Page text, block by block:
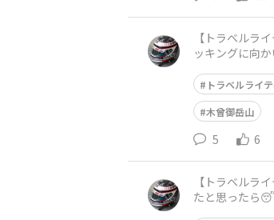
【トラベルライティ
ッキングに向かいます🙂 ホテルの無料イベント「王ヶ鼻展望ツアー」です 1kmほど離れ
トラベルライ
木曾御岳山
5 6
【トラベルライティ
たと思ったら😴、もう目覚ましが鳴りだ